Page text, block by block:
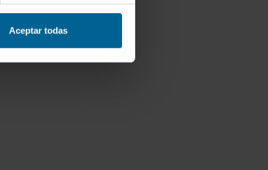
Aceptar todas